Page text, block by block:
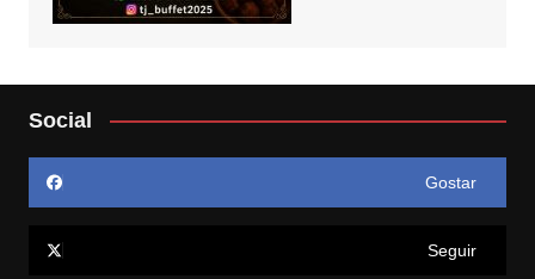
Social
Gostar
Seguir